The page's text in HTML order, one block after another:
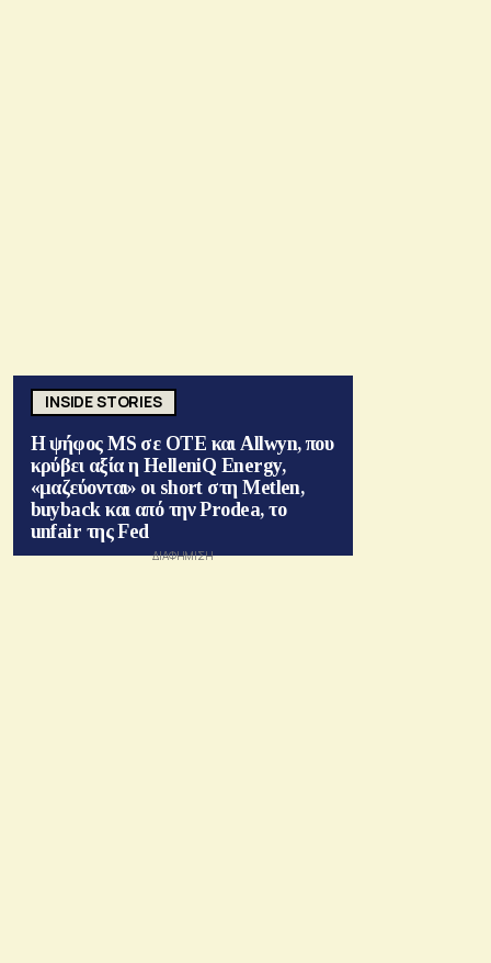
INSIDE STORIES
Η ψήφος MS σε ΟΤΕ και Allwyn, που
κρύβει αξία η HelleniQ Energy,
«μαζεύονται» οι short στη Metlen,
buyback και από την Prodea, το
unfair της Fed